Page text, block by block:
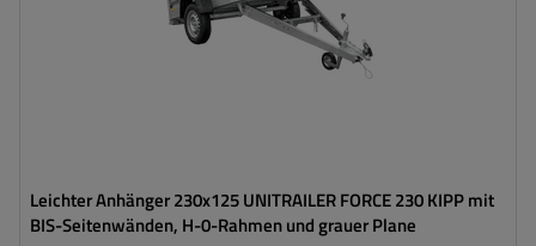
Leichter Anhänger 230x125 UNITRAILER FORCE 230 KIPP mit
BIS-Seitenwänden, H-0-Rahmen und grauer Plane